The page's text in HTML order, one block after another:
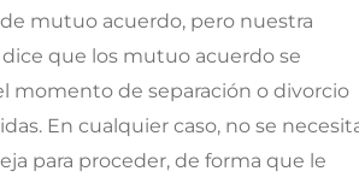
mutuo acuerdo, pero nuestra
que los mutuo acuerdo se
momento de separación o divorcio
En cualquier caso, no se
para proceder, de forma que le